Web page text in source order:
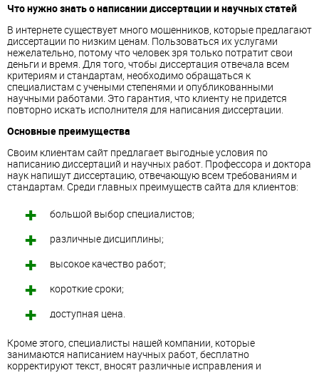
Что нужно знать о написании диссертации и научных статей
В интернете существует много мошенников, которые предлагают
диссертации по низким ценам. Пользоваться их услугами
нежелательно, потому что человек зря только потратит свои
деньги и время. Для того, чтобы диссертация отвечала всем
критериям и стандартам, необходимо обращаться к
специалистам с учеными степенями и опубликованными
научными работами. Это гарантия, что клиенту не придется
повторно искать исполнителя для написания диссертации.
Основные преимущества
Своим клиентам сайт предлагает выгодные условия по
написанию диссертаций и научных работ. Профессора и доктора
наук напишут диссертацию, отвечающую всем требованиям и
стандартам. Среди главных преимуществ сайта для клиентов:
большой выбор специалистов;
различные дисциплины;
высокое качество работ;
короткие сроки;
доступная цена.
Кроме этого, специалисты нашей компании, которые
занимаются написанием научных работ, бесплатно
корректируют текст, вносят различные исправления и